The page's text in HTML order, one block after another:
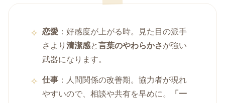
恋愛 ：好感度が上がる時。見た目の派手
さより清潔感と言葉のやわらかさが強い
武器になります。
仕事 ：人間関係の改善期。協力者が現れ
やすいので、相談や共有を早めに。
「一